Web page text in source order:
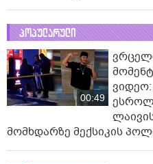
პოპულარული
00:49
მომხდარზე მექსიკის